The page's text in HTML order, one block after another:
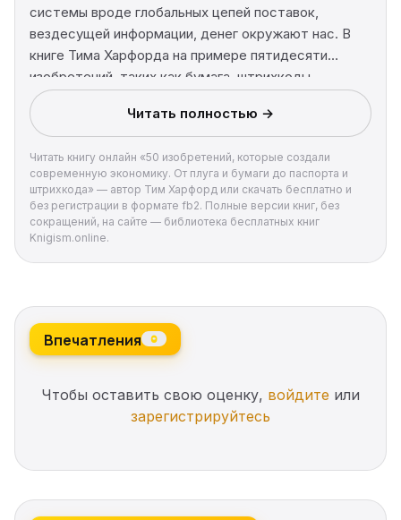
системы вроде глобальных цепей поставок,
вездесущей информации, денег окружают нас. В
книге Тима Харфорда на примере пятидесяти
изобретений, таких как бумага, штрихкоды,
интеллектуальная собственность, письменность и
других, освещаются захватывающие подробности
функционирования мировой экономики и
рассказывается о том, как новые идеи меняют
баланс экономических сил и наш образ жизни.
Книга для тех, кто интересуется историей и
экономикой и хочет понимать, как устроен наш
мир.
Читать полностью →
Читать книгу онлайн «50 изобретений, которые создали
современную экономику. От плуга и бумаги до паспорта и
штрихкода» — автор Тим Харфорд или скачать бесплатно и
без регистрации в формате fb2. Полные версии книг, без
сокращений, на сайте — библиотека бесплатных книг
Knigism.online.
Впечатления 0
Чтобы оставить свою оценку, войдите или
зарегистрируйтесь